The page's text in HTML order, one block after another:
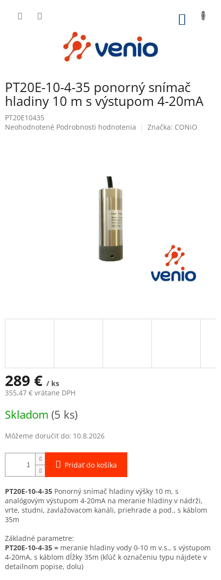
PT20E-10-4-35 ponorný snímač
hladiny 10 m s výstupom 4-20mA
PT20E10435
Priemerné
Neohodnotené Podrobnosti hodnotenia Značka: CONiO
289 € / ks
355,47 € vrátane DPH
cena:
Skladom (5 ks)
Môžeme doručiť do: 10.8.2026
Pridať do košíka
PT20E-10-4-35 Ponorný snímač hladiny výšky 10 m, s
analógovým výstupom 4-20mA na meranie hladiny v nádrži,
vrte, studni, zavlažovacom kanáli, priehrade a pod., s káblom
35m
Základné parametre:
PT20E-10-4-35 = meranie hladiny vody 0-10 m v.s., s výstupom
4-20mA, s káblom dĺžky 35m (kľúč k označeniu typu nájdete v
detailnom popise, dolu)